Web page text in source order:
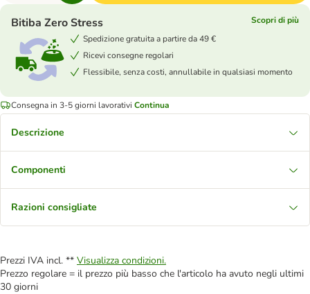
Bitiba Zero Stress
Scopri di più
Spedizione gratuita a partire da 49 €
Ricevi consegne regolari
Flessibile, senza costi, annullabile in qualsiasi momento
Consegna in 3-5 giorni lavorativi Continua
Descrizione
Componenti
Razioni consigliate
Prezzi IVA incl. ** Visualizza condizioni.
Prezzo regolare = il prezzo più basso che l'articolo ha avuto negli ultimi
30 giorni